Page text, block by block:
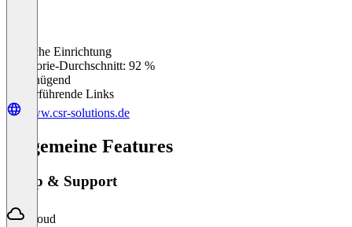
Einfache Einrichtung
Kategorie-Durchschnitt: 92 %
Ungenügend
Weiterführende Links
www.csr-solutions.de
Allgemeine Features
Setup & Support
Cloud